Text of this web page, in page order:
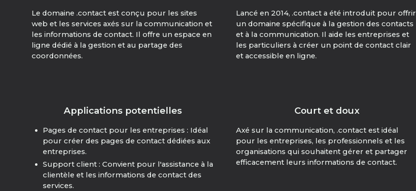
Le domaine .contact est conçu pour les sites
web et les services axés sur la communication et
les informations de contact. Il offre un espace en
ligne dédié à la gestion et au partage des
coordonnées.
Lancé en 2014, .contact a été introduit pour offrir
un domaine spécifique à la gestion des contacts
et à la communication. Il aide les entreprises et
les particuliers à créer un point de contact clair
et accessible en ligne.
Applications potentielles
Pages de contact pour les entreprises : Idéal
pour créer des pages de contact dédiées aux
entreprises.
Support client : Convient pour l'assistance à la
clientèle et les informations de contact des
services.
Court et doux
Axé sur la communication, .contact est idéal
pour les entreprises, les professionnels et les
organisations qui souhaitent gérer et partager
efficacement leurs informations de contact.